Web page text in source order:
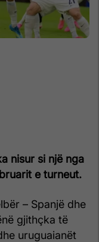
nisur si një nga
e turneut.
– Spanjë dhe
gjithçka të
uruguaianët